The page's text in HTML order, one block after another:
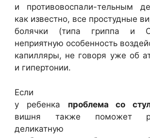
и противовоспали-тельным
как известно, все простудные
болячки (типа гриппа и
неприятную особенность
капилляры, не говоря уже об
и гипертонии.
Если
у ребенка проблема со
вишня также поможет
деликатную